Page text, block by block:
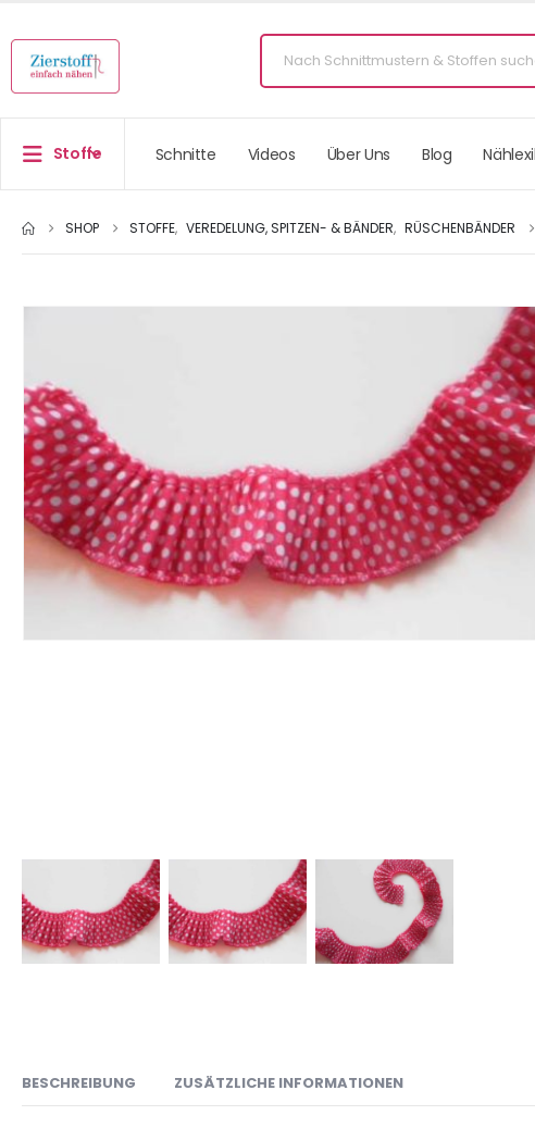
Stoffe Schnitte Videos Über Uns Blog
SHOP STOFFE, VEREDELUNG, SPITZEN- & BÄNDER, RÜSCHENBÄNDER
BESCHREIBUNG ZUSÄTZLICHE INFORMATIONEN